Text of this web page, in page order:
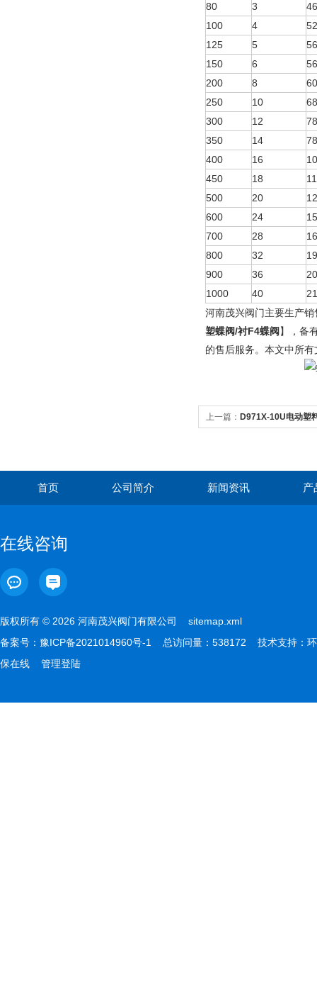
80
3
46
100
4
52
125
5
56
150
6
56
200
8
60
250
10
68
300
12
78
350
14
78
400
16
450
18
500
20
600
24
700
28
800
32
900
36
1000
40
河南茂兴阀门主要生产销
塑蝶阀/衬F4蝶阀 】，备
的售后服务。本文中所
上一篇： D971X-10U电动塑
首页 公司简介 新闻资讯 产
在线咨询
版权所有 © 2026 河南茂兴阀门有限公司 sitemap.xml
备案号： 豫ICP备2021014960号-1 总访问量：538172 技术支持： 环
保在线
管理登陆